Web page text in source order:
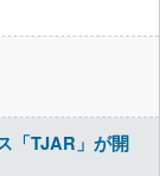
「TJAR」が開